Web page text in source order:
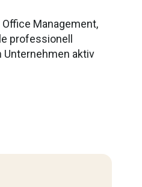
Management,
professionell
aktiv